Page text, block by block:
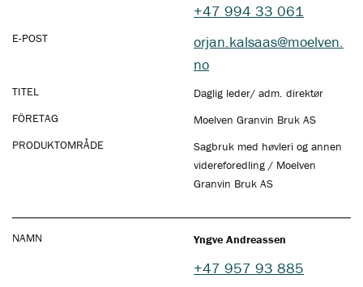
+47 994 33 061
E-POST
orjan.kalsaas@moelven.
no
TITEL
Daglig leder/ adm. direktør
FÖRETAG
Moelven Granvin Bruk AS
PRODUKTOMRÅDE
Sagbruk med høvleri og annen
videreforedling / Moelven
Granvin Bruk AS
NAMN Yngve Andreassen
+47 957 93 885